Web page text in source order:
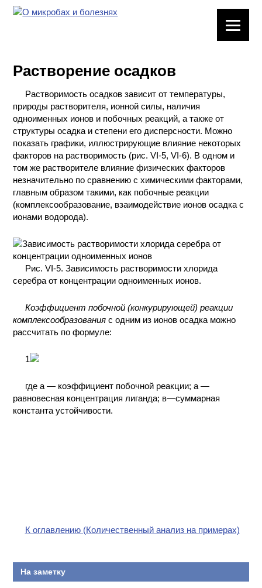
ХИМИЧЕСКАЯ
ВРЕДНЫЕ
ФАКТОРЫ
МЕТОДЫ
ПРАКТИЧЕСКОЙ
ХИМИИ
ХИМИЯ НА
ПРОИЗВОДСТВЕ
ТЕХНОЛОГИЯ
Растворение осадков
Растворимость осадков зависит от температуры,
природы растворителя, ионной силы, наличия
одноименных ионов и побочных реакций, а также от
структуры осадка и степени его дисперсности. Можно
показать графики, иллюстрирующие влияние некоторых
факторов на растворимость (рис. VI-5, VI-6). В одном и
том же растворителе влияние физических факторов
незначительно по сравнению с химическими факторами,
главным образом такими, как побочные реакции
(комплексообразование, взаимодействие ионов осадка с
ионами водорода).
Рис. VI-5. Зависимость растворимости хлорида
серебра от концентрации одноименных ионов.
Коэффициент побочной (конкурирующей) реакции
комплексообразования с одним из ионов осадка можно
рассчитать по формуле:
1
где а — коэффициент побочной реакции; а —
равновесная концентрация лиганда; в—суммарная
константа устойчивости.
К оглавлению (Количественный анализ на примерах)
На заметку